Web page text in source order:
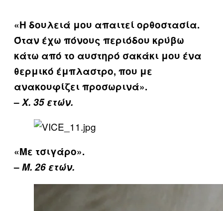
«Η δουλειά μου απαιτεί ορθοστασία.
Όταν έχω πόνους περιόδου κρύβω
κάτω από το αυστηρό σακάκι μου ένα
θερμικό έμπλαστρο, που με
ανακουφίζει προσωρινά».
–Χ. 35 ετών.
«Με τσιγάρο».
–Μ. 26 ετών.